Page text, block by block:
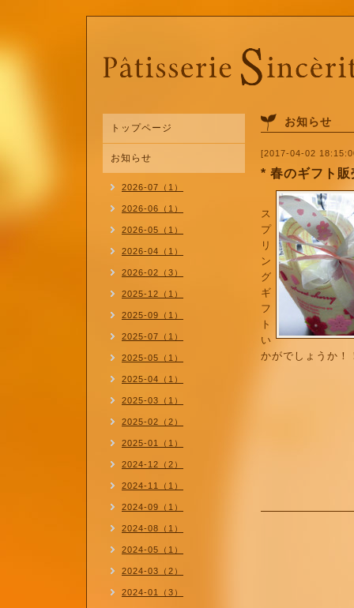
お知らせ
[2017-04-02
* 春のギフト販
ス
プ
リ
ン
グ
ギ
フ
ト
い
かがでしょうか！
トップページ
お知らせ
2026-07（1）
2026-06（1）
2026-05（1）
2026-04（1）
2026-02（3）
2025-12（1）
2025-09（1）
2025-07（1）
2025-05（1）
2025-04（1）
2025-03（1）
2025-02（2）
2025-01（1）
2024-12（2）
2024-11（1）
2024-09（1）
2024-08（1）
2024-05（1）
2024-03（2）
2024-01（3）